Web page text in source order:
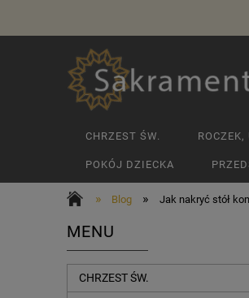
CHRZEST ŚW.
POKÓJ DZIECKA
» Blog » Jak nakryć stół
MENU
CHRZEST ŚW.